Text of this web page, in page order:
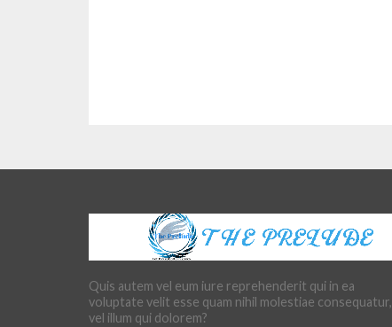
Quis autem vel eum iure reprehenderit qui in ea
voluptate velit esse quam nihil molestiae consequatur,
vel illum qui dolorem?